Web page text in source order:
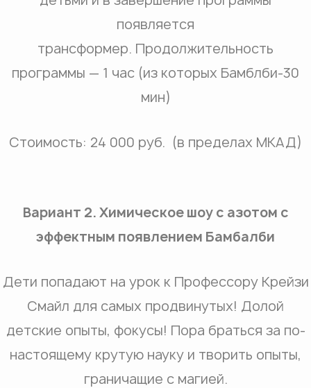
появляется
трансформер. Продолжительность
программы — 1 час (из которых Бамблби-30
мин)
Стоимость: 24 000 руб. (в пределах МКАД)
Вариант 2. Химическое шоу с азотом с
эффектным появлением Бамбалби
Дети попадают на урок к Профессору Крейзи
Смайл для самых продвинутых! Долой
детские опыты, фокусы! Пора браться за по-
настоящему крутую науку и творить опыты,
граничащие с магией.